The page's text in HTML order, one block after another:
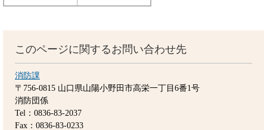
このページに関するお問い合わせ先
消防課
〒756-0815 山口県山陽小野田市高栄一丁目6番1号
消防団係
Tel：0836-83-2037
Fax：0836-83-0233